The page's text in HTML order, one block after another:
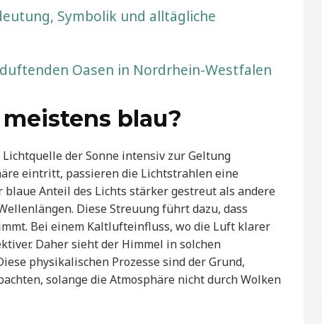
Symbolik und alltägliche
Oasen in Nordrhein-Westfalen
blau?
der Sonne intensiv zur Geltung
eintritt, passieren die Lichtstrahlen eine
Anteil des Lichts stärker gestreut als andere
Diese Streuung führt dazu, dass
Bei einem Kaltlufteinfluss, wo die Luft klarer
Daher sieht der Himmel in solchen
physikalischen Prozesse sind der Grund,
solange die Atmosphäre nicht durch Wolken